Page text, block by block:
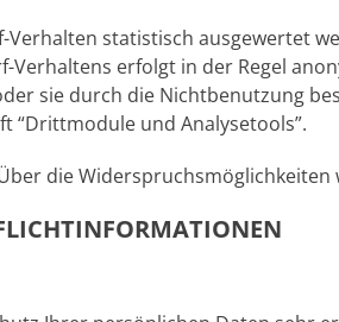
Verhalten statistisch ausgewertet
Verhaltens erfolgt in der Regel
sie durch die Nichtbenutzung
“Drittmodule und Analysetools”.
die